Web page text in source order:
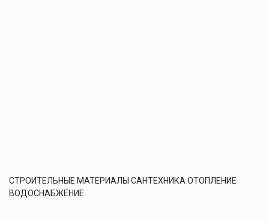
СТРОИТЕЛЬНЫЕ МАТЕРИАЛЫ САНТЕХНИКА ОТОПЛЕНИЕ
ВОДОСНАБЖЕНИЕ